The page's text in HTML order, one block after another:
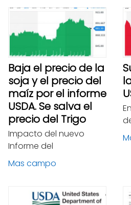
Baja el precio de la
soja y el precio del
maíz por el informe
USDA. Se salva el
precio del Trigo
Impacto del nuevo
Informe del
Mas campo